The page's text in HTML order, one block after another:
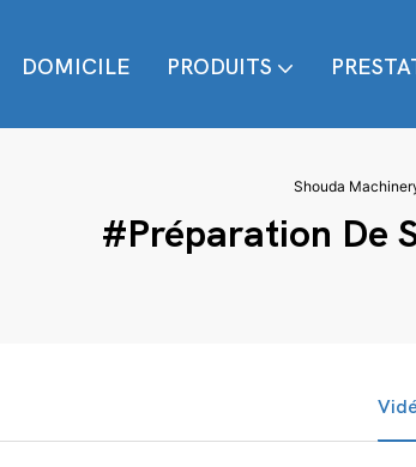
DOMICILE PRODUITS
Shouda
#préparation De